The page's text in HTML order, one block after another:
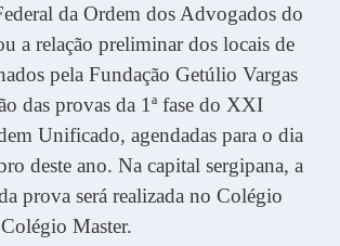
da Ordem dos Advogados do
a relação preliminar dos locais de
pela Fundação Getúlio Vargas
das provas da 1ª fase do XXI
Unificado, agendadas para o dia
deste ano. Na capital sergipana, a
prova será realizada no Colégio
Master.